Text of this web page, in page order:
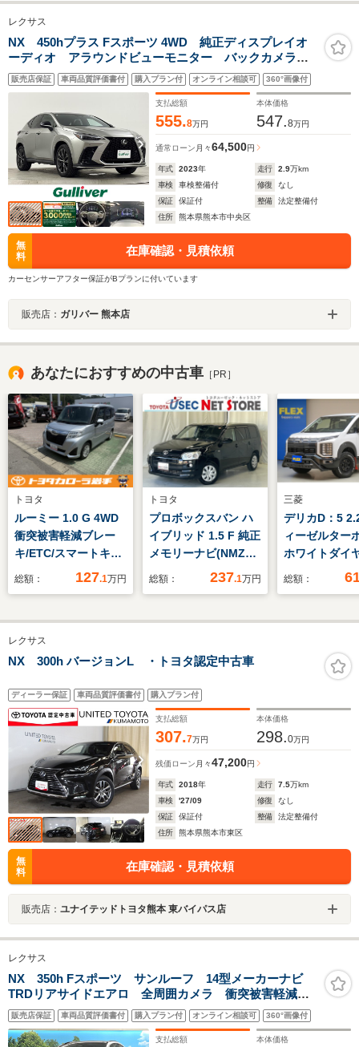
レクサス
NX 450hプラス Fスポーツ 4WD 純正ディスプレイオ
ーディオ アラウンドビューモニター バックカメラ
ETC2.0 サンルーフ 黒革シート パワーシート(運転席
+助手席) シートベンチレーション レクサスセーフテ
販売店保証 車両品質評価書付 購入プラン付 オンライン相談可 360°画像付
支払総額
555.8万円
本体価格
547.8万円
通常ローン 月々64,500円
年式 2023年 走行 2.9万km
車検
車検整備付 修復
なし
保証
保証付 整備
法定整備付
住所
熊本県熊本市中央区
無
料
在庫確認・見積依頼
カーセンサーアフター保証がBプランに付いています
販売店： ガリバー 熊本店
あなたにおすすめの中古車 ［PR］
トヨタ
ルーミー 1.0 G 4WD
衝突被害軽減ブレー
キ/ETC/スマートキー/
リモコンスターター/
スライドドア
総額： 127.1万円
トヨタ
プロボックスバン ハ
イブリッド 1.5 F 純正
メモリーナビ(NMZK-
W75DE) フルセグ
接続 バックモニタ
コントロール 純正ド
後) フォグランプ
ETC
総額： 237.1万円
三菱
デリカD：5
ィーゼルター
ホワイトダイ
ブラックマ
エンブレム
ビ フリッ
グラントレ
16AW マッ
総額：
レクサス
NX 300h バージョンL ・トヨタ認定中古車
ディーラー保証 車両品質評価書付 購入プラン付
支払総額
307.7万円
本体価格
298.0万円
残価ローン 月々47,200円
年式 2018年 走行 7.5万km
車検
'27/09 修復
なし
保証
保証付 整備
法定整備付
住所
熊本県熊本市東区
無
料
在庫確認・見積依頼
販売店： ユナイテッドトヨタ熊本 東バイパス店
レクサス
NX 350h Fスポーツ サンルーフ 14型メーカーナビ
TRDリアサイドエアロ 全周囲カメラ 衝突被害軽減
レーダークルーズ 禁煙車 レザーシート 前席シート
エアコン ドラレコ 3眼LEDヘッド ルーフレール
ETC2.0
販売店保証 車両品質評価書付 購入プラン付 オンライン相談可 360°画像付
支払総額 本体価格